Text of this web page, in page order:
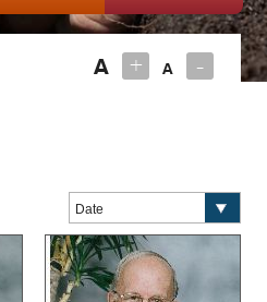
A + A -